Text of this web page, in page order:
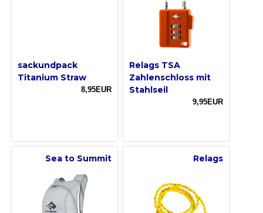
sackundpack
Titanium Straw
8,95EUR
Relags TSA
Zahlenschloss mit
Stahlseil
9,95EUR
Sea to Summit Relags